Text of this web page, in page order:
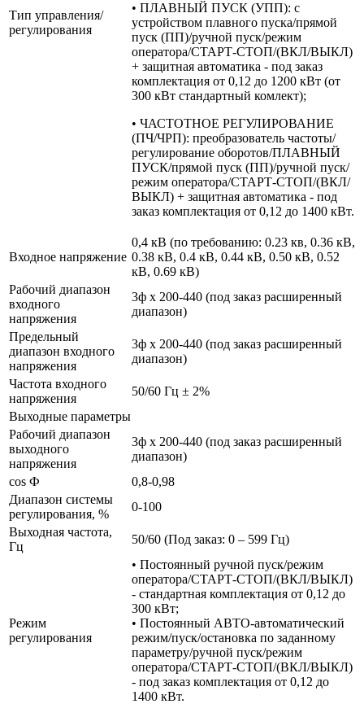
Тип управления/
регулирования
• ПЛАВНЫЙ ПУСК (УПП): с
устройством плавного пуска/прямой
пуск (ПП)/ручной пуск/режим
оператора/СТАРТ-СТОП/(ВКЛ/ВЫКЛ)
+ защитная автоматика - под заказ
комплектация от 0,12 до 1200 кВт (от
300 кВт стандартный комлект);
• ЧАСТОТНОЕ РЕГУЛИРОВАНИЕ
(ПЧ/ЧРП): преобразователь частоты/
регулирование оборотов/ПЛАВНЫЙ
ПУСК/прямой пуск (ПП)/ручной пуск/
режим оператора/СТАРТ-СТОП/(ВКЛ/
ВЫКЛ) + защитная автоматика - под
заказ комплектация от 0,12 до 1400 кВт.
Входное напряжение
0,4 кВ (по требованию: 0.23 кв, 0.36 кВ,
0.38 кВ, 0.4 кВ, 0.44 кВ, 0.50 кВ, 0.52
кВ, 0.69 кВ)
Рабочий диапазон
входного
напряжения
3ф х 200-440 (под заказ расширенный
диапазон)
Предельный
диапазон входного
напряжения
3ф х 200-440 (под заказ расширенный
диапазон)
Частота входного
напряжения
50/60 Гц ± 2%
Выходные параметры
Рабочий диапазон
выходного
напряжения
3ф х 200-440 (под заказ расширенный
диапазон)
cos Ф
0,8-0,98
Диапазон системы
регулирования, %
0-100
Выходная частота,
Гц
50/60 (Под заказ: 0 – 599 Гц)
Режим
регулирования
• Постоянный ручной пуск/режим
оператора/СТАРТ-СТОП/(ВКЛ/ВЫКЛ)
- стандартная комплектация от 0,12 до
300 кВт;
• Постоянный АВТО-автоматический
режим/пуск/остановка по заданному
параметру/ручной пуск/режим
оператора/СТАРТ-СТОП/(ВКЛ/ВЫКЛ)
- под заказ комплектация от 0,12 до
1400 кВт.